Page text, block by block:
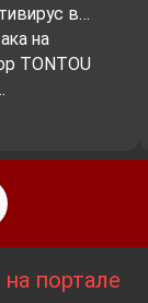
в…
на
TONTOU
портале